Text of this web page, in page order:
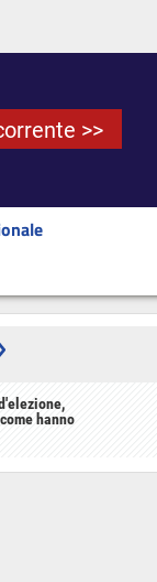
>>
hanno